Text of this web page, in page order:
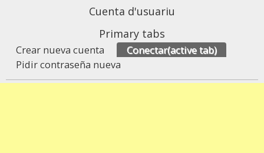
Cuenta d'usuariu
Primary tabs
Crear nueva cuenta Conectar(active tab)
Pidir contraseña nueva